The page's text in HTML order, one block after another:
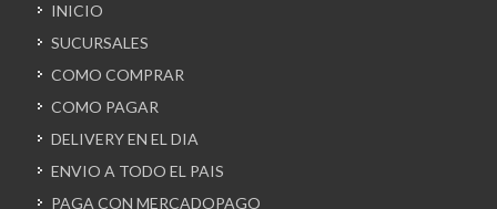
INICIO
SUCURSALES
COMO COMPRAR
COMO PAGAR
DELIVERY EN EL DIA
ENVIO A TODO EL PAIS
PAGA CON MERCADOPAGO